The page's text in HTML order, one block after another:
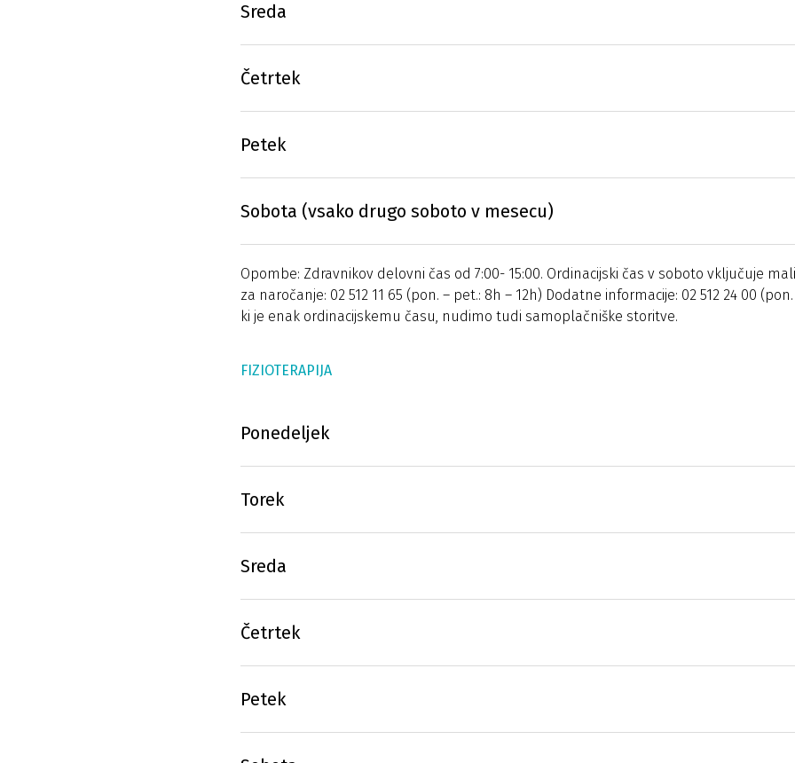
Sreda
Četrtek
Petek
Sobota (vsako drugo soboto v mesecu)
Opombe: Zdravnikov delovni čas od 7:00- 15:00. Ordinacijski čas v soboto vključuje
za naročanje: 02 512 11 65 (pon. – pet.: 8h – 12h) Dodatne informacije: 02 512 24 00
ki je enak ordinacijskemu času, nudimo tudi samoplačniške storitve.
FIZIOTERAPIJA
Ponedeljek
Torek
Sreda
Četrtek
Petek